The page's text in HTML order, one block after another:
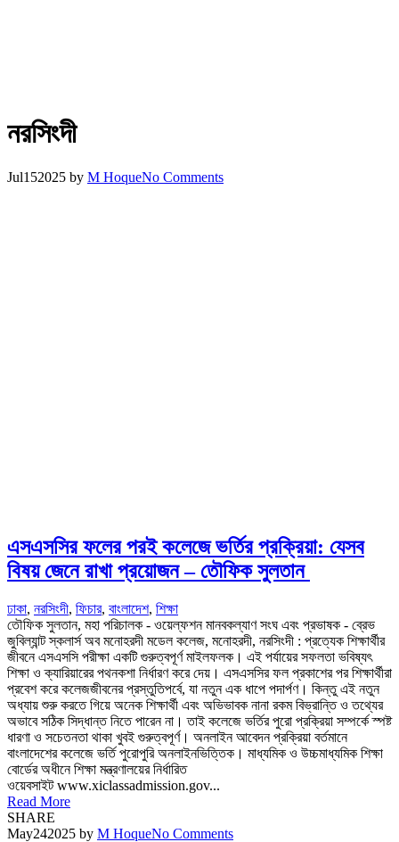
নরসিংদী
Jul152025 by M HoqueNo Comments
এসএসসির ফলের পরই কলেজে ভর্তির প্রক্রিয়া: যেসব
বিষয় জেনে রাখা প্রয়োজন – তৌফিক সুলতান
ঢাকা, নরসিংদী, ফিচার, বাংলাদেশ, শিক্ষা
তৌফিক সুলতান, মহা পরিচালক - ওয়েল্ফশন মানবকল্যাণ সংঘ এবং প্রভাষক - ব্রেভ
জুবিল্যান্ট স্কলার্স অব মনোহরদী মডেল কলেজ, মনোহরদী, নরসিংদী : প্রত্যেক শিক্ষার্থীর
জীবনে এসএসসি পরীক্ষা একটি গুরুত্বপূর্ণ মাইলফলক। এই পর্যায়ের সফলতা ভবিষ্যৎ
শিক্ষা ও ক্যারিয়ারের পথনকশা নির্ধারণ করে দেয়। এসএসসির ফল প্রকাশের পর শিক্ষার্থীরা
প্রবেশ করে কলেজজীবনের প্রস্তুতিপর্বে, যা নতুন এক ধাপে পদার্পণ। কিন্তু এই নতুন
অধ্যায় শুরু করতে গিয়ে অনেক শিক্ষার্থী এবং অভিভাবক নানা রকম বিভ্রান্তি ও তথ্যের
অভাবে সঠিক সিদ্ধান্ত নিতে পারেন না। তাই কলেজে ভর্তির পুরো প্রক্রিয়া সম্পর্কে স্পষ্ট
ধারণা ও সচেতনতা থাকা খুবই গুরুত্বপূর্ণ। অনলাইন আবেদন প্রক্রিয়া বর্তমানে
বাংলাদেশের কলেজে ভর্তি পুরোপুরি অনলাইনভিত্তিক। মাধ্যমিক ও উচ্চমাধ্যমিক শিক্ষা
বোর্ডের অধীনে শিক্ষা মন্ত্রণালয়ের নির্ধারিত
ওয়েবসাইট www.xiclassadmission.gov...
Read More
SHARE
May242025 by M HoqueNo Comments